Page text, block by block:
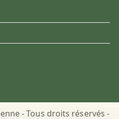
- Tous droits réservés -